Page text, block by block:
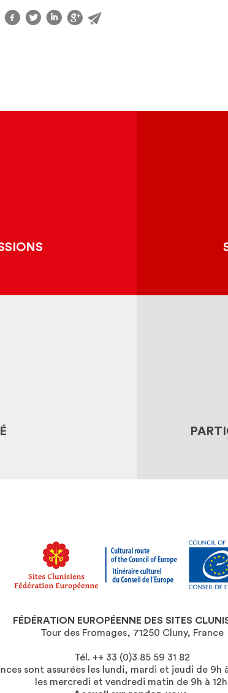
f t l g @
?
JE
FÉDÉRATION EUROPÉENNE DES SITES
Tour des Fromages, 71250 Cluny, France
Tél. ++ 33 (0)3 85 59 31 82
sont assurées les lundi, mardi et jeudi de 9h
les mercredi et vendredi matin de 9h à